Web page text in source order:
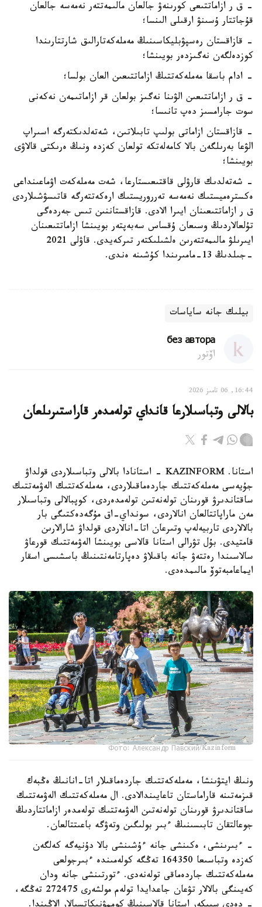
- ق ر ازاماتتىعى كورىنەۋ جالعان مالىمەتتەر نەمەسە جالعان
قۇجاتتار ۇسىنۋ ارقىلى الىنسا؛
- قازاقستان رەسپۋبليكاسىنىڭ مەملەكەتارالىق شارتتارىندا
كوزدەلگەن نەگىزدەر بويىنشا؛
- ادام باسقا مەملەكەتتىڭ ازاماتتىعىن العان بولسا؛
- ق ر ازاماتتىعىن الۋىنا نەگىز بولعان قر ازاماتىمەن نەكەنى
سوت جارامسىز دەپ تانىسا؛
- قازاقستان ازاماتى بولىپ تابىلاتىن، شەتەلدىكتەرگە اسىراپ
الۋعا بەرىلگەن بالا كامەلەتكە تولعان كەزدە ونىڭ ەرىكتى قالاۋى
بويىنشا؛
- شەتەلدىك قارۋلى قاقتىعىستارعا، شەت مەملەكەت اۋماعىنداعى
ەكسترەميستىك نەمەسە تەرروريستىك ارەكەتتەرگە قاتىسۋشىلاردى
ق ر ازاماتتىعىنان ايىرا الادى. قازاقستاننىن تىس جەردەگى
تۇلعالاردىڭ وسىعان ۇقساس سەبەپتەر بويىنشا ازاماتتىعىنان
ايىرىلۋ مالىمەتتەرىن ەلشىلىكتەر تىركەيدى. قاۋلى 2021
-جىلدىڭ 13-مامىرىندا كۇشىنە ەندى.
بيلىك جانە ساياسات
без автора
اۆتور
16:44, 06 تامىز 2026
بالالى وتباسىلارعا قانداي تولەمدەر قاراستىرىلعان
استانا. KAZINFORM - استانادا بالالى وتباسىلاردى قولداۋ
جۇيەسى مەملەكەتتىك جاردەماقىلاردى، مەملەكەتتىك الەۋمەتتىك
ساقتاندىرۋ قورىنان تولەنەتىن تولەمدەردى، كوپبالالى وتباسىلار
مەن ماراپاتتالعان انالاردى، سونداي-اق مۇگەدەكتىگى بار
بالالاردى تاربيەلەپ وتىرعان اتا-انالاردى قولداۋ شارالارىن
قامتيدى. بۇل تۋرالى استانا قالاسى بويىنشا الەۋمەتتىك قورعاۋ
سالاسىندا رەتتەۋ جانە باقىلاۋ دەپارتامەنتىنىڭ باسشىسى اسقار
ايماعامبەتوۆ مالىمدەدى.
Фото: Александр Павский/Kazinform
ونىڭ ايتۋىنشا، مەملەكەتتىك جاردەماقىلار اتا-انانىڭ ەڭبەك
قىزمەتىنە قاراماستان تاعايىندالادى. ال مەملەكەتتىك الەۋمەتتىك
ساقتاندىرۋ قورىنان تولەنەتىن الەۋمەتتىك تولەمدەر ازاماتتاردىڭ
جوعالتقان تابىسىنىڭ ءبىر بولىگىن وتەۋگە باعىتتالعان.
- ءبىرىنشى، ەكىنشى جانە ءۇشىنشى بالا دۇنيەگە كەلگەن
كەزدە وتباسىعا 164350 تەڭگە كولەمىندە ءبىرجولعى
مەملەكەتتىك جاردەماقى تولەنەدى. ءتورتىنشى جانە ودان
كەيىنگى بالالار تۋعان جاعدايدا تولەم مولشەرى 272475 تەڭگە،